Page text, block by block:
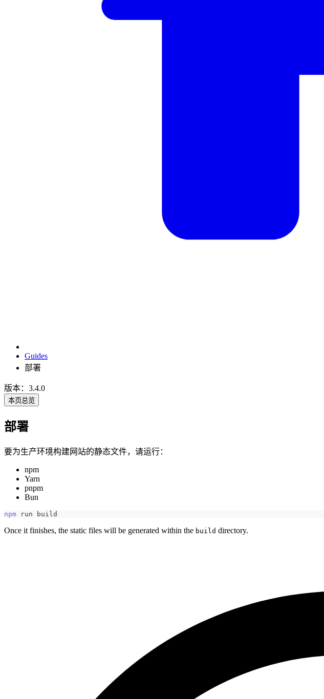
Guides
部署
版本：3.4.0
本页总览
部署
要为生产环境构建网站的静态文件，请运行：
npm
Yarn
pnpm
Bun
npm run build
Once it finishes, the static files will be generated within the build directory.